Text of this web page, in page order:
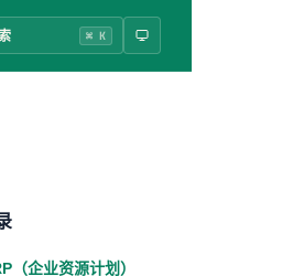
⌘ K
（企业资源计划）